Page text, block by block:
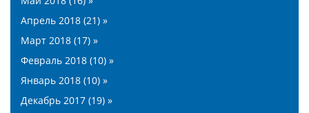
Апрель 2018 (21) »
Март 2018 (17) »
Февраль 2018 (10) »
Январь 2018 (10) »
Декабрь 2017 (19) »